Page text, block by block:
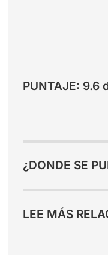
PUNTAJE: 9.6
¿DONDE SE
LEE MÁS